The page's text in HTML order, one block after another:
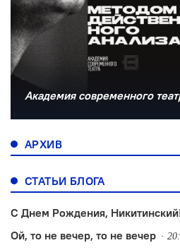
Академия современного
АРХИВ
СТАТЬИ БЛОГА
С Днем Рождения,
Ой, то не вечер, то не вечер